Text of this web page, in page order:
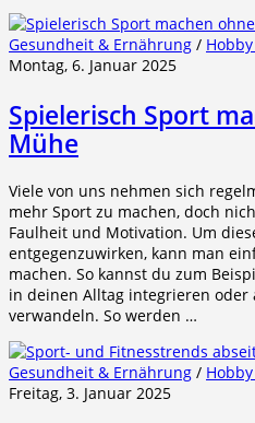
Gesundheit & Ernährung /
Montag, 6. Januar 2025
Spielerisch Sport
Mühe
Viele von uns nehmen sich
mehr Sport zu machen, doch
Faulheit und Motivation. Um
entgegenzuwirken, kann man
machen. So kannst du zum
in deinen Alltag integrieren oder
verwandeln. So werden …
Gesundheit & Ernährung /
Freitag, 3. Januar 2025